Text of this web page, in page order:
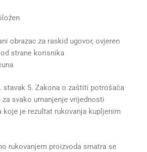
obrazac za raskid ugovor, ovjeren
strane korisnika
stavak 5. Zakona o zaštiti potrošača
za svako umanjenje vrijednosti
koje je rezultat rukovanja kupljenim
rukovanjem proizvoda smatra se